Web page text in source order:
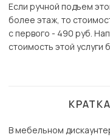
Если ручной подъем
более этаж, то
с первого - 490 руб.
стоимость этой услуги
В мебельном